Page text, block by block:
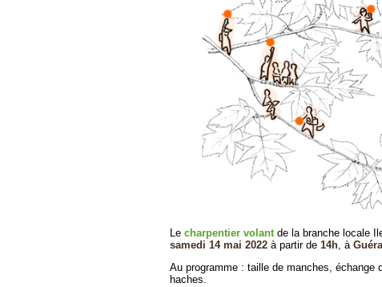
Le charpentier volantde la branche locale
samedi 14 mai 2022 à partir de 14h, à
Au programme : taille de manches, échange
haches.